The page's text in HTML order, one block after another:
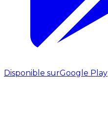
Disponible surGoogle Play